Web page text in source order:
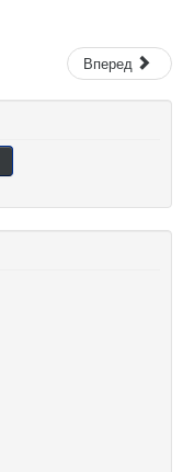
Вперед